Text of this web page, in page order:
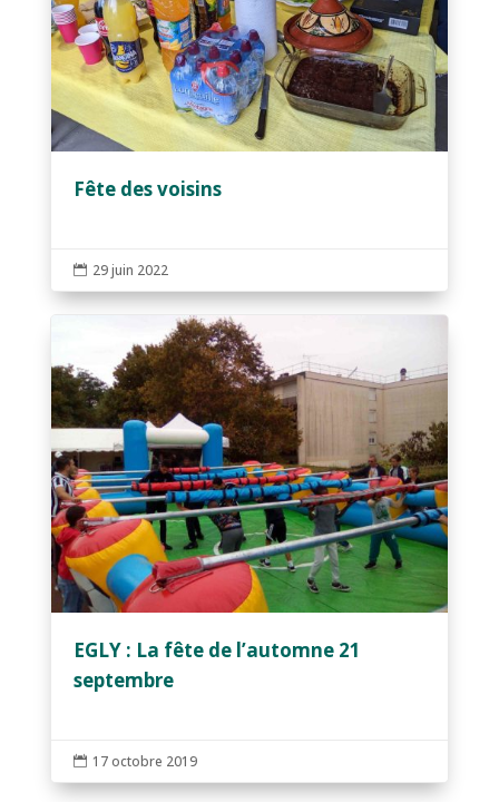
Fête des voisins
 29 juin 2022
EGLY : La fête de l’automne 21
septembre
 17 octobre 2019